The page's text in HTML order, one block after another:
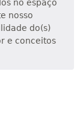
no espaço
nosso
do(s)
e conceitos